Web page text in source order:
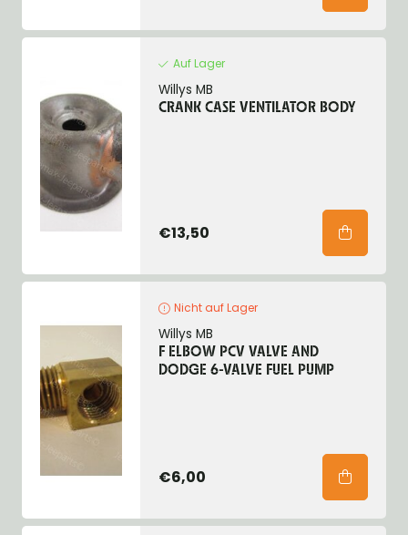
Auf Lager
Willys MB
CRANK CASE VENTILATOR BODY
€13,50
Nicht auf Lager
Willys MB
F ELBOW PCV VALVE AND
DODGE 6-VALVE FUEL PUMP
€6,00